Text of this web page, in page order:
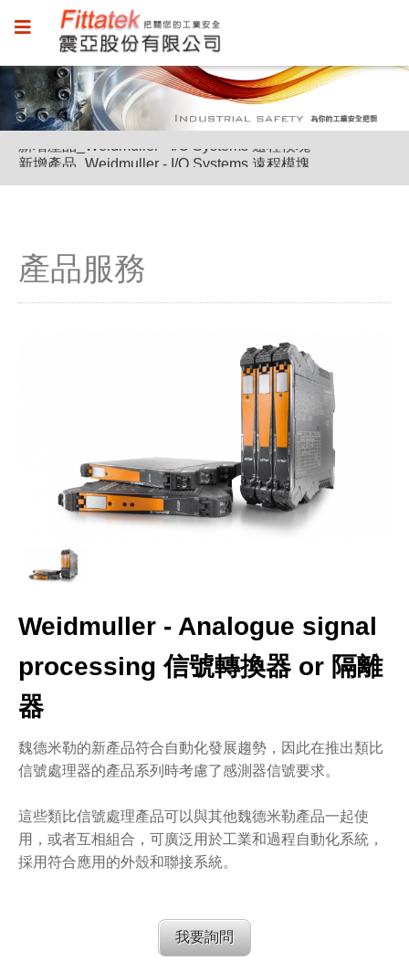
新增產品_Weidmuller - I/O Systems 遠程模塊
新增產品_Weidmuller - I/O Systems 遠程模塊
產品服務
Weidmuller - Analogue signal
processing 信號轉換器 or 隔離
器
魏德米勒的新產品符合自動化發展趨勢，因此在推出類比
信號處理器的產品系列時考慮了感測器信號要求。
這些類比信號處理產品可以與其他魏德米勒產品一起使
用，或者互相組合，可廣泛用於工業和過程自動化系統，
採用符合應用的外殼和聯接系統。
我要詢問